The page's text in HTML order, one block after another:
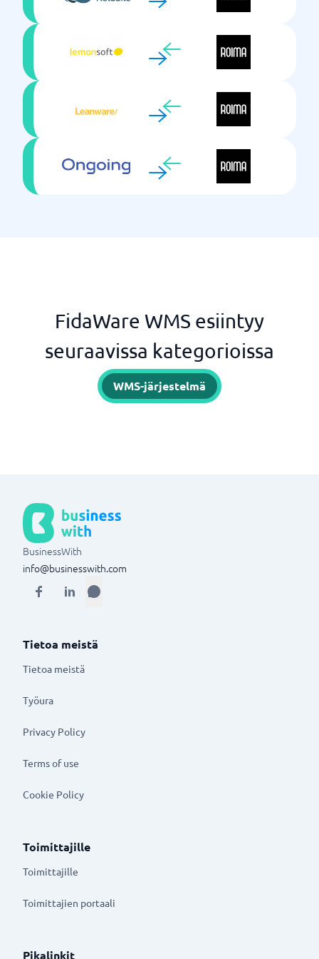
FidaWare WMS esiintyy
seuraavissa kategorioissa
WMS-järjestelmä
BusinessWith
info@businesswith.com
Tietoa meistä
Tietoa meistä
Työura
Privacy Policy
Terms of use
Cookie Policy
Toimittajille
Toimittajille
Toimittajien portaali
Pikalinkit